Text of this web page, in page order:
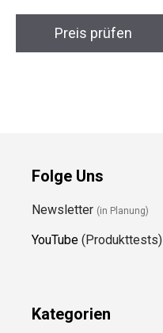
Preis prüfen
Folge Uns
Newsletter (in Planung)
YouTube (Produkttests)
Kategorien